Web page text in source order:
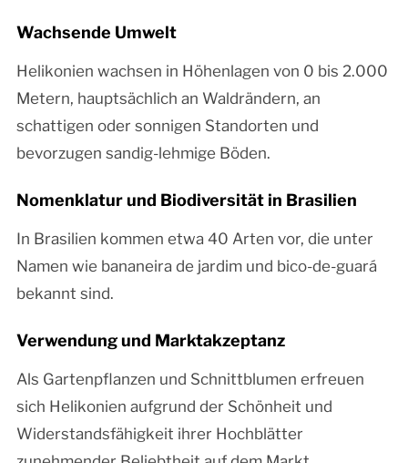
Wachsende Umwelt
Helikonien wachsen in Höhenlagen von 0 bis 2.000
Metern, hauptsächlich an Waldrändern, an
schattigen oder sonnigen Standorten und
bevorzugen sandig-lehmige Böden.
Nomenklatur und Biodiversität in Brasilien
In Brasilien kommen etwa 40 Arten vor, die unter
Namen wie bananeira de jardim und bico-de-guará
bekannt sind.
Verwendung und Marktakzeptanz
Als Gartenpflanzen und Schnittblumen erfreuen
sich Helikonien aufgrund der Schönheit und
Widerstandsfähigkeit ihrer Hochblätter